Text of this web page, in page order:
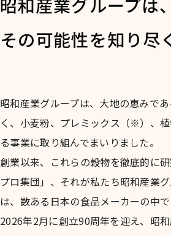
昭和産業グループは
その可能性を知り尽
昭和産業グループは、大地の恵みで
く、小麦粉、プレミックス（※）、
る事業に取り組んでまいりました。
創業以来、これらの穀物を徹底的に
プロ集団」、それが私たち昭和産業
は、数ある日本の食品メーカーの中で
2026年2月に創立90周年を迎え、昭